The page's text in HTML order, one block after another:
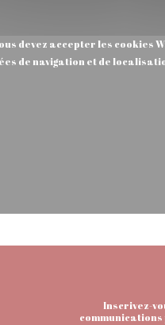
devez accepter les cookies
de navigation et de
Inscrivez-